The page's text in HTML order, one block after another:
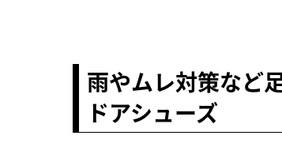
雨やムレ対策など
ドアシューズ